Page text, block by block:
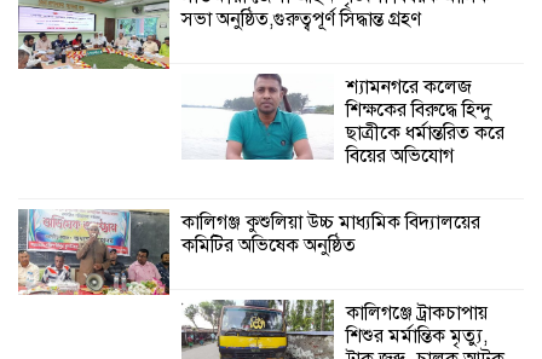
২৮ জনের সাক্ষ্য শেষ, কাদেরসহ সাতজনের
ইসলামের সবচেয়ে
বেশি ক্ষতি করেছে
জামায়াত: নুরুল হক
পাঁচ মাসে সরকারের দোষ দিচ্ছেন, আপনারা
সভা অনুষ্ঠিত,গুরুত্বপূর্ণ সিদ্ধান্ত গ্রহণ
শ্যামনগরে কলেজ
শিক্ষকের বিরুদ্ধে হিন্দু
ছাত্রীকে ধর্মান্তরিত করে
বিয়ের অভিযোগ
কালিগঞ্জ কুশুলিয়া উচ্চ মাধ্যমিক বিদ্যালয়ের
কমিটির অভিষেক অনুষ্ঠিত
কালিগঞ্জে ট্রাকচাপায়
শিশুর মর্মান্তিক মৃত্যু,